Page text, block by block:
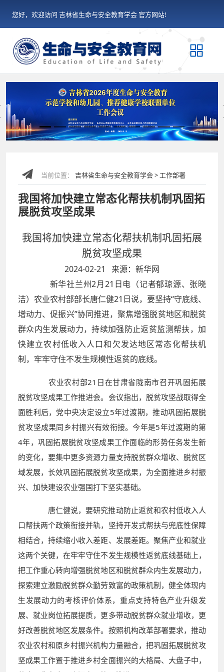
您好，欢迎访问 吉林省生命与安全教育学会 官方网站!
当前位置： 吉林省生命与安全教育学会 > 工作部署
我国将加快建立常态化帮扶机制巩固拓
展脱贫攻坚成果
我国将加快建立常态化帮扶机制巩固拓展
脱贫攻坚成果
2024-02-21 来源：新华网
新华社兰州2月21日电（记者郁琼源、张晓
洁）农业农村部部长唐仁健21日说，要坚持“守底线、
增动力、促振兴”协同推进，聚焦增强脱贫地区和脱贫
群众内生发展动力，持续加强防止返贫监测帮扶，加
快建立农村低收入人口和欠发达地区常态化帮扶机
制，牢牢守住不发生规模性返贫的底线。
农业农村部21日在甘肃省陇南市召开巩固拓展
脱贫攻坚成果工作推进会。会议指出，脱贫攻坚战取得全
面胜利后，党中央决定设立5年过渡期，推动巩固拓展脱
贫攻坚成果同乡村振兴有效衔接。今年是5年过渡期的第
4年，巩固拓展脱贫攻坚成果工作面临的形势任务发生新
的变化，要集中更多资源力量支持脱贫群众增收、脱贫区
域发展，长效巩固拓展脱贫攻坚成果，为全面推进乡村振
兴、加快建设农业强国打下坚实基础。
唐仁健说，要研究推动防止返贫和农村低收入人
口帮扶两个政策衔接并轨，坚持开发式帮扶与兜底性保障
相结合，持续缩小收入差距、发展差距。聚焦产业和就业
这两个关键，在牢牢守住不发生规模性返贫底线基础上，
把工作重心转向增强脱贫地区和脱贫群众内生发展动力，
探索建立激励脱贫群众勤劳致富的政策机制，健全体现内
生发展动力的考核评价体系，重点支持特色产业升级发
展、就业岗位拓展提质，更多带动脱贫群众就业增收，更
好改善脱贫地区发展条件。按照机构改革部署要求，推动
农业农村和原乡村振兴机构力量融合，把巩固拓展脱贫攻
坚成果工作置于推进乡村全面振兴的大格局、大盘子中，